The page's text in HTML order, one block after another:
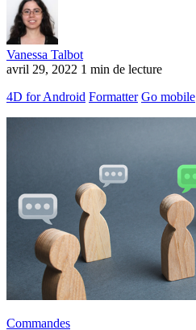
Vanessa Talbot
avril 29, 2022 1 min de lecture
4D for Android Formatter Go mobile
Commandes